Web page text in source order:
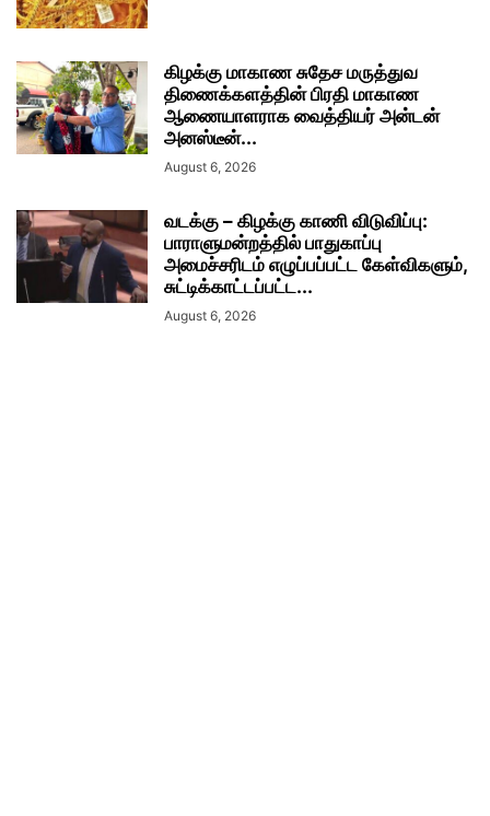
கிழக்கு மாகாண சுதேச மருத்துவ
திணைக்களத்தின் பிரதி மாகாண
ஆணையாளராக வைத்தியர் அன்டன்
அனஸ்டீன்...
August 6, 2026
வடக்கு – கிழக்கு காணி விடுவிப்பு:
பாராளுமன்றத்தில் பாதுகாப்பு
அமைச்சரிடம் எழுப்பப்பட்ட கேள்விகளும்,
சுட்டிக்காட்டப்பட்ட...
August 6, 2026